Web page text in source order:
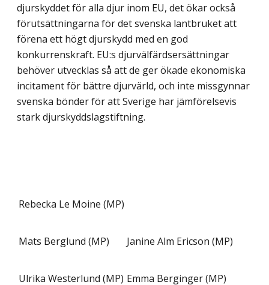
djurskyddet för alla djur inom EU, det ökar också
förutsättningarna för det svenska lantbruket att
förena ett högt djurskydd med en god
konkurrenskraft. EU:s djurvälfärdsersättningar
behöver utvecklas så att de ger ökade ekonomiska
incita­ment för bättre djurvärld, och inte missgynnar
svenska bönder för att Sverige har jäm­förelsevis
stark djurskyddslagstiftning.
Rebecka Le Moine (MP)
Mats Berglund (MP) Janine Alm Ericson (MP)
Ulrika Westerlund (MP) Emma Berginger (MP)